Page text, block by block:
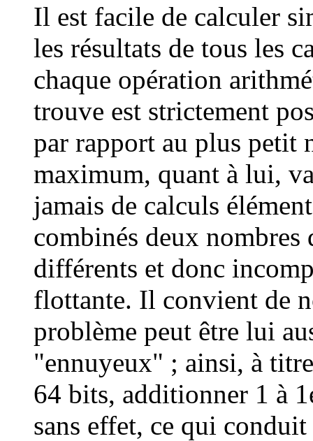
Il est facile de calculer
les résultats de tous les
chaque opération
trouve est strictement
par rapport au plus petit
maximum, quant à lui,
jamais de calculs
combinés deux nombres
différents et donc
flottante. Il convient de
problème peut être lui
"ennuyeux" ; ainsi, à
64 bits, additionner 1 à
sans effet, ce qui